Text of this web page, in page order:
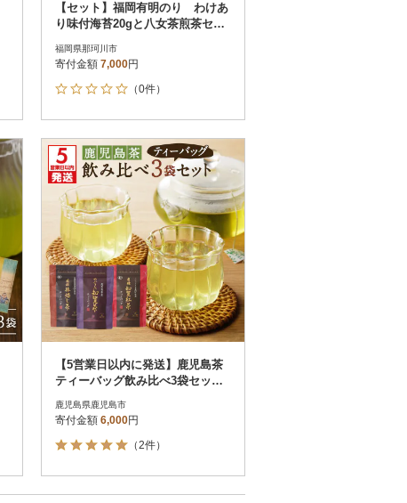
【セット】福岡有明のり わけあ
り味付海苔20gと八女茶煎茶セッ
福岡県那珂川市
寄付金額 7,000円
（0件）
【5営業日以内に発送】鹿児島茶
ティーバッグ飲み比べ3袋セッ
鹿児島県鹿児島市
寄付金額 6,000円
（2件）